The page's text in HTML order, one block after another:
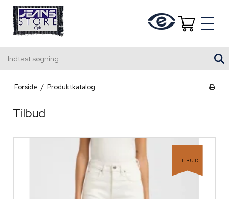
Forside / Produktkatalog
Tilbud
TILBUD